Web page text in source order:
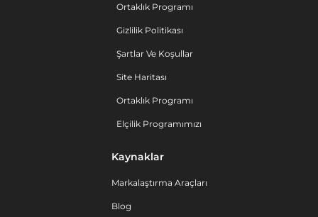
Ortaklık Programı
Gizlilik Politikası
Şartlar Ve Koşullar
Site Haritası
Ortaklık Programı
Elçilik Programımızı
Kaynaklar
Markalaştırma Araçları
Blog